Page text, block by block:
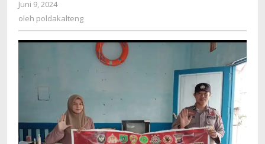
Juni 9, 2024
poldakalteng
oleh poldakalteng